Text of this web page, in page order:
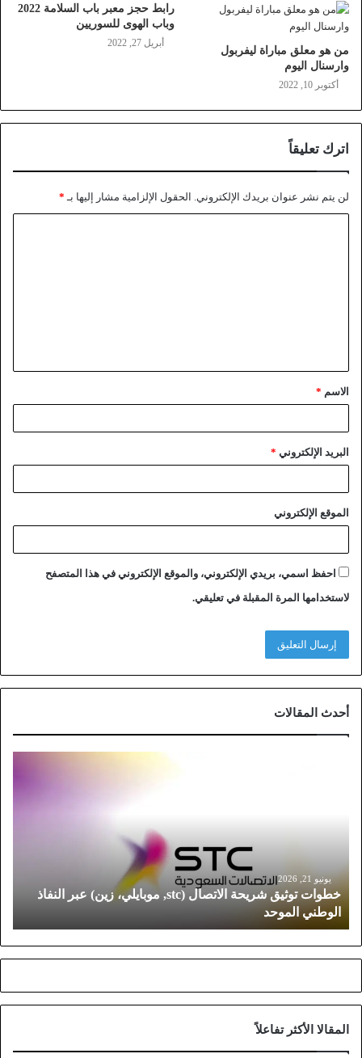
من هو معلق مباراة ليفربول
وارسنال اليوم
أكتوبر 10, 2022
رابط حجز معبر باب السلامة 2022
وباب الهوى للسوريين
أبريل 27, 2022
اترك تعليقاً
لن يتم نشر عنوان بريدك الإلكتروني. الحقول الإلزامية مشار إليها بـ *
الاسم *
البريد الإلكتروني *
الموقع الإلكتروني
احفظ اسمي، بريدي الإلكتروني، والموقع الإلكتروني في هذا المتصفح
لاستخدامها المرة المقبلة في تعليقي.
أحدث المقالات
ث
ش
ر
ي
ل
ا
يونيو 21, 2026
خطوات توثيق شريحة الاتصال (stc, موبايلي، زين) عبر النفاذ
الوطني الموحد
المقالا الأكثر تفاعلاً